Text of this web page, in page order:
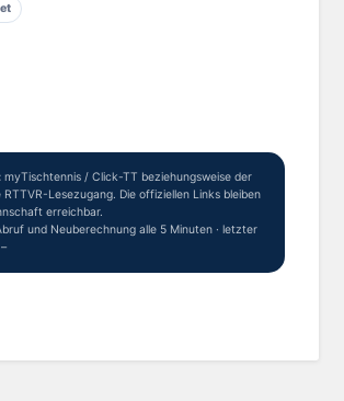
myTischtennis / Click-TT beziehungsweise der
Lesezugang. Die offiziellen Links bleiben
erreichbar.
und Neuberechnung alle 5 Minuten · letzter
–